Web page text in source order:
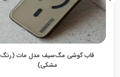
قاب گوشی مگ‌سیف مدل مات (رنگ
مشکی)